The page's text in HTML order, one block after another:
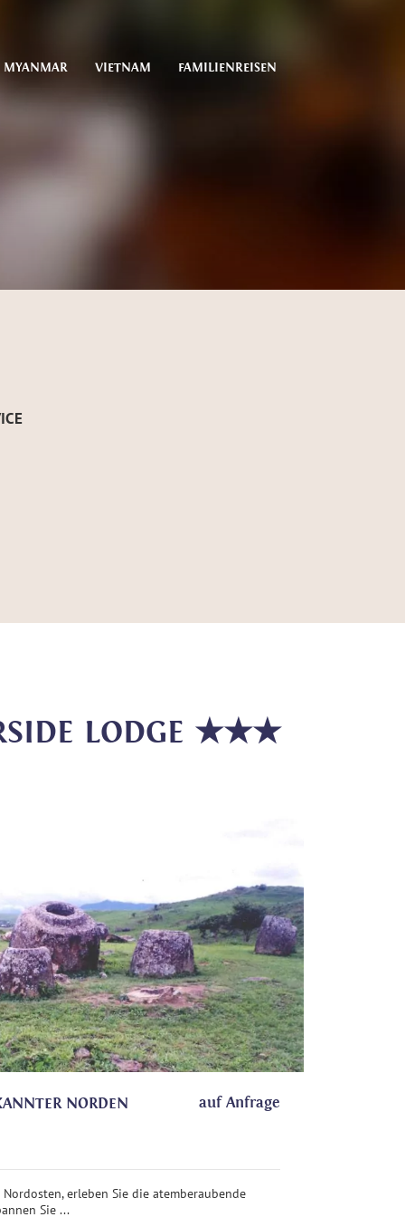
MYANMAR VIETNAM FAMILIENREISEN
LODGE ★★★
NORDEN auf Anfrage
erleben Sie die atemberaubende
Sie ...